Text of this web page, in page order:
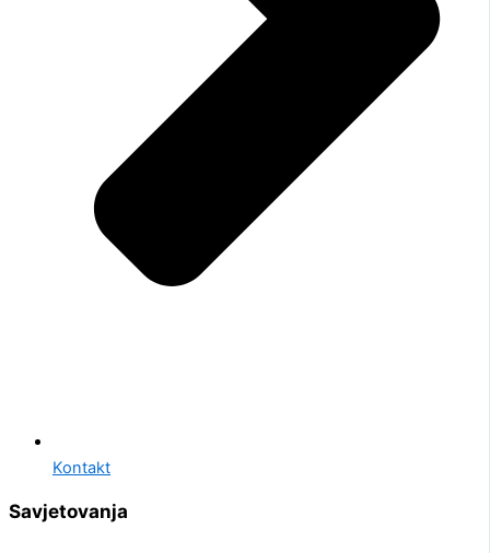
Kontakt
Savjetovanja